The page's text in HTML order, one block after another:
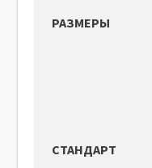
РАЗМЕРЫ
СТАНДАРТ